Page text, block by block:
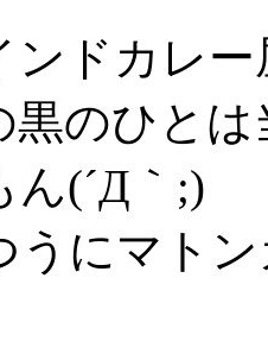
ンドカレ
黒のひと
ん(´Д｀;)
うにマト